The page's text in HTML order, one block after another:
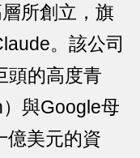
所創立，旗
。該公司
頭的高度青
與Google母
億美元的資